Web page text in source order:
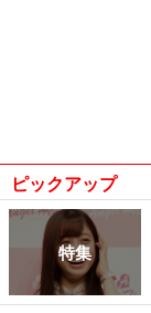
ピックアップ
特集